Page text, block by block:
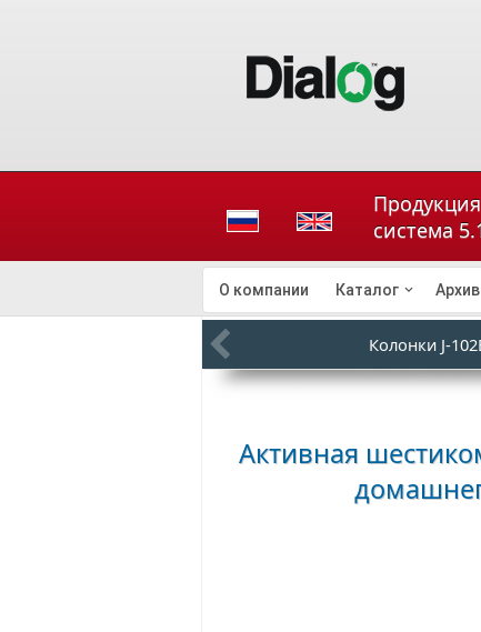
система
О компании Каталог Архив
Колонки J-
Активная